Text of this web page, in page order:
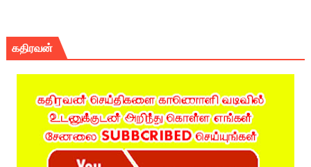
கதிரவன்